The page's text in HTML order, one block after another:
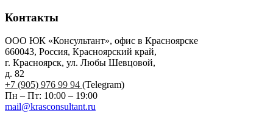
Контакты
ООО ЮК «Консультант», офис в Красноярске
660043, Россия, Красноярский край,
г. Красноярск, ул. Любы Шевцовой,
д. 82
+7 (905) 976 99 94 (Telegram)
Пн – Пт: 10:00 – 19:00
mail@krasconsultant.ru